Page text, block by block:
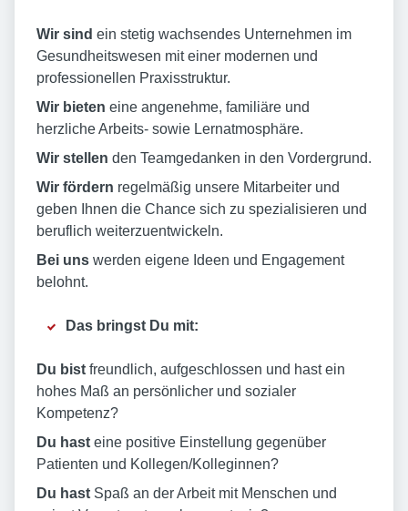
Wir sind ein stetig wachsendes Unternehmen im
Gesundheitswesen mit einer modernen und
professionellen Praxisstruktur.
Wir bieten eine angenehme, familiäre und
herzliche Arbeits- sowie Lernatmosphäre.
Wir stellen den Teamgedanken in den Vordergrund.
Wir fördern regelmäßig unsere Mitarbeiter und
geben Ihnen die Chance sich zu spezialisieren und
beruflich weiterzuentwickeln.
Bei uns werden eigene Ideen und Engagement
belohnt.
Das bringst Du mit:
Du bist freundlich, aufgeschlossen und hast ein
hohes Maß an persönlicher und sozialer
Kompetenz?
Du hast eine positive Einstellung gegenüber
Patienten und Kollegen/Kolleginnen?
Du hast Spaß an der Arbeit mit Menschen und